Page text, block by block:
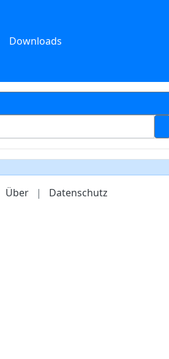
Downloads
Über | Datenschutz